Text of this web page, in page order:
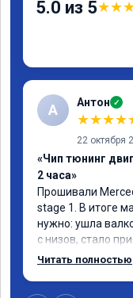
5.0 из 5★★
А Антон ✓
★★★★
22 октября
«Чип тюнинг
2 часа»
Прошивали
stage 1. В итоге
нужно: ушла
с низов, стало
Одни из лучших
Читать полностью